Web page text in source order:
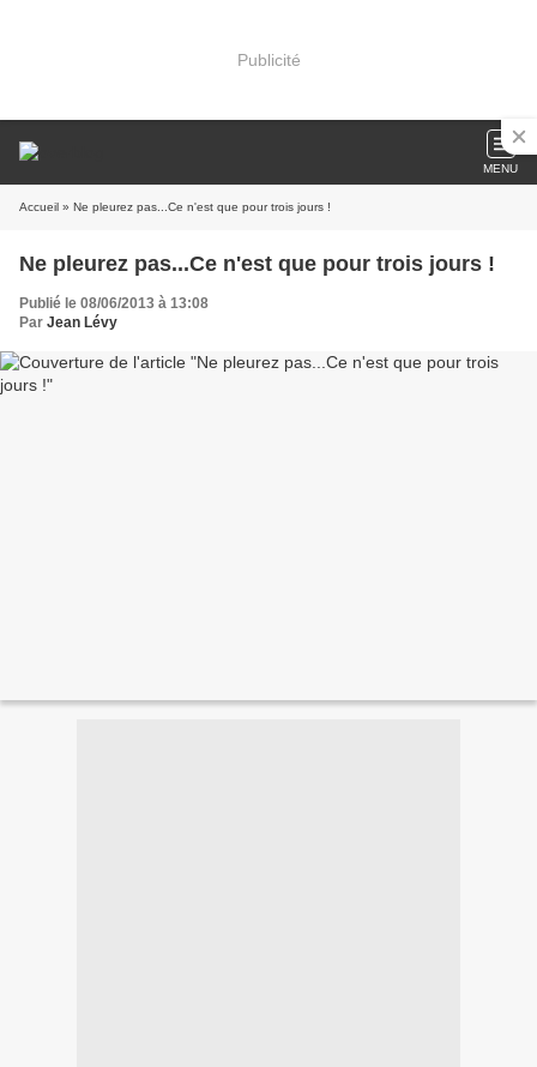
Publicité
MENU
Accueil » Ne pleurez pas...Ce n'est que pour trois jours !
Ne pleurez pas...Ce n'est que pour trois jours !
Publié le 08/06/2013 à 13:08
Par Jean Lévy